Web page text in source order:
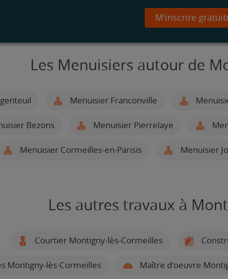
M'inscrire
Les Menuisiers autour de
Menuisier Franconville
Bezons Menuisier Pierrelaye
Menuisier Cormeilles-en-Parisis Menuisier
Les autres travaux à
Courtier Montigny-lès-Cormeilles
Montigny-lès-Cormeilles Maître d'oeuvre